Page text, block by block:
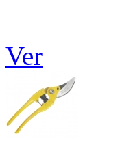
Ver